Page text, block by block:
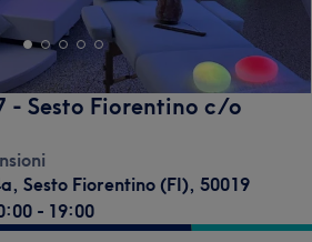
- Sesto Fiorentino c/o
, Sesto Fiorentino (FI), 50019
- 19:00